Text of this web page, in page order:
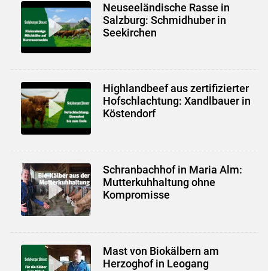
Neuseeländische Rasse in
Salzburg: Schmidhuber in
Seekirchen
Highlandbeef aus zertifizierter
Hofschlachtung: Xandlbauer in
Köstendorf
Schranbachhof in Maria Alm:
Mutterkuhhaltung ohne
Kompromisse
Mast von Biokälbern am
Herzoghof in Leogang